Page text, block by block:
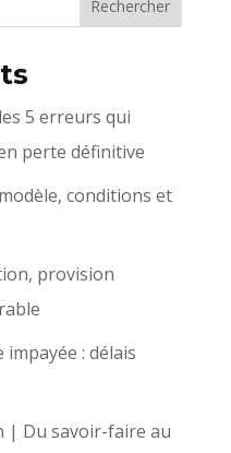
5 erreurs qui
perte définitive
conditions et
provision
: délais
| Du savoir-faire au